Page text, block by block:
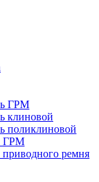
ГРМ
клиновой
поликлиновой
ГРМ
ремня